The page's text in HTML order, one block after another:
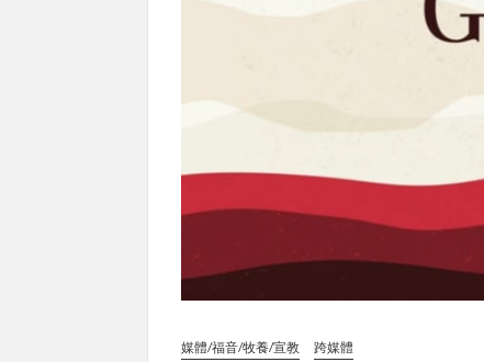
媒體/福音/牧養/宣教 跨媒體